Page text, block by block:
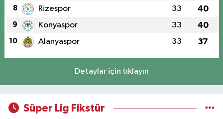
8 Rizespor 33 40
9 Konyaspor 33 40
10 Alanyaspor 33 37
Detaylar için tıklayın
Süper Lig Fikstür